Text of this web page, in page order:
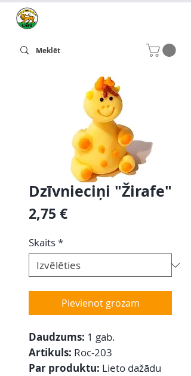
Dzīvnieciņi "Žirafe"
2,75 €Cena
Skaits*
Pievienot grozam
Daudzums: 1 gab.
Artikuls: Roc-203
Par produktu: Lieto dažādu